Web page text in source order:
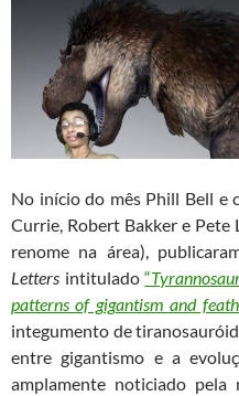
No início do mês Phill Bell e
Currie, Robert Bakker e Pete
renome na área),
Letters intitulado“
patterns of gigantism and
integumento de
entre gigantismo e a
amplamente noticiado